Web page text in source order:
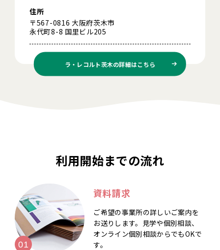
住所
〒567-0816 大阪府茨木市
永代町8-8 国里ビル205
ラ・レコルト茨木の詳細はこちら
利用開始までの流れ
資料請求
ご希望の事業所の詳しいご案内を
お送りします。見学や個別相談、
オンライン個別相談からでもOKで
す。